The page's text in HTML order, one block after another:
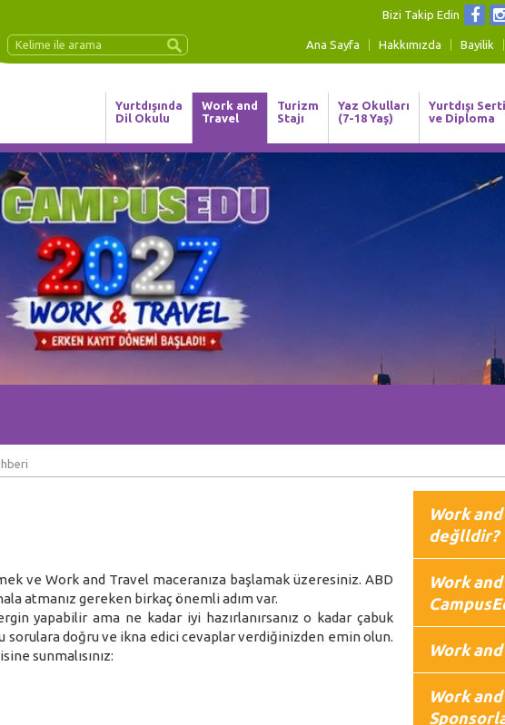
Bizi Takip Edin
Ana Sayfa Hakkımızda Bayilik
Yurtdışında
Dil Okulu
Work and
Travel
Turizm
Stajı
Yaz Okulları
(7-18 Yaş)
Yurtdışı
ve Diploma
Invest in Your
ve Work and Travel maceranıza başlamak üzeresiniz. ABD
atmanız gereken birkaç önemli adım var.
yapabilir ama ne kadar iyi hazırlanırsanız o kadar çabuk
sorulara doğru ve ikna edici cevaplar verdiğinizden emin olun.
sunmalısınız:
Work
değlldir?
Work
Work
Work